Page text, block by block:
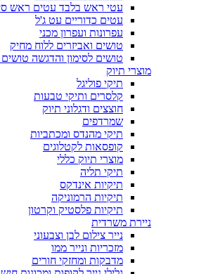
עטי ראש בלבד עטים ראש
עטים כדוריים עט ג'ל
עפרונות ועפרון מכני
טושים ואביזרים ללוח מחיק
טושים לסימון והדגשה
מוצרי תיוק
תיקי פוליגל
קלסרים ותיקי טבעות
חוצצים ודגלוני תיוק
שמרדפים
תיקי מהנדס ומכתביות
קופסאות לקטלוגים
מוצרי תיוק כללי
תיקי תליה
תיקיות אינדקס
תיקיות הרמוניקה
תיקיות פלסטיק וקרטון
ניירת משרדית
נייר צילום לבן וצבעוני
מזכריות ונייר ממו
מדבקות ומחזקי חורים